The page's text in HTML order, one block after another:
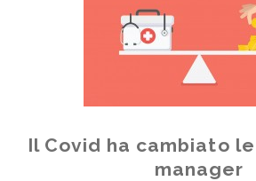
Il Covid ha cambiato
manager